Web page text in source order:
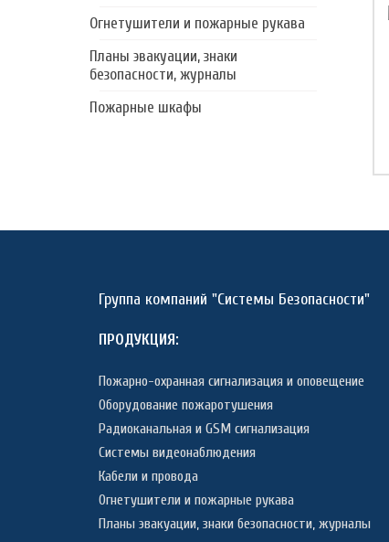
Огнетушители и пожарные рукава
Планы эвакуации, знаки
безопасности, журналы
Пожарные шкафы
Группа компаний "Системы Безопасности"
ПРОДУКЦИЯ:
Пожарно-охранная сигнализация и оповещение
Оборудование пожаротушения
Радиоканальная и GSM сигнализация
Системы видеонаблюдения
Кабели и провода
Огнетушители и пожарные рукава
Планы эвакуации, знаки безопасности, журналы